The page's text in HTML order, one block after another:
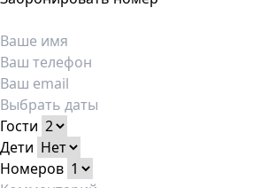
Гости
Дети
Номеров